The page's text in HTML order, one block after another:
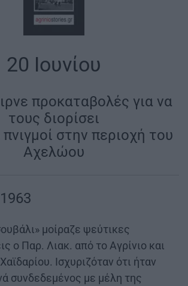
20 Ιουνίου
προκαταβολές για να
τους διορίσει
στην περιοχή του
Αχελώου
μοίραζε ψεύτικες
o Παρ. Λιακ. από το Αγρίνιο και
Ισχυριζόταν ότι ήταν
συνδεδεμένος με μέλη της